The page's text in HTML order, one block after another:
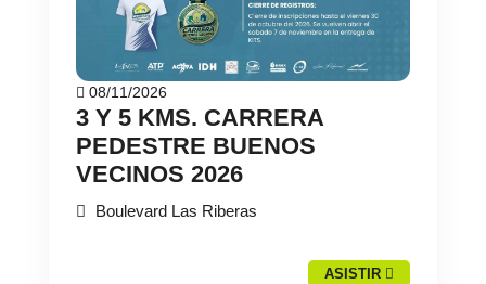
08/11/2026
3 Y 5 KMS. CARRERA
PEDESTRE BUENOS
VECINOS 2026
Boulevard Las Riberas
ASISTIR